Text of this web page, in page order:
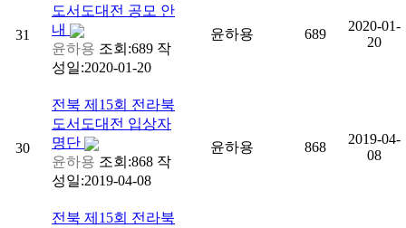
31
도서도대전 공모 안
내
윤하용 조회:689 작
성일:2020-01-20
윤하용 689
2020-01-
20
30
전북 제15회 전라북
도서도대전 입상자
명단
윤하용 조회:868 작
성일:2019-04-08
윤하용 868
2019-04-
08
전북 제15회 전라북